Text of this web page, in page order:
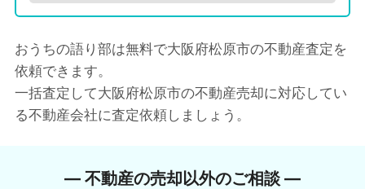
おうちの語り部は無料で大阪府松原市の不動産査定を
依頼できます。
一括査定して大阪府松原市の不動産売却に対応してい
る不動産会社に査定依頼しましょう。
― 不動産の売却以外のご相談 ―